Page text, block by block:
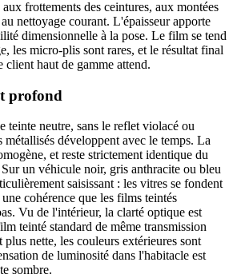
frottements des ceintures, aux montées
nettoyage courant. L'épaisseur apporte
dimensionnelle à la pose. Le film se tend
les micro-plis sont rares, et le résultat final
client haut de gamme attend.
profond
teinte neutre, sans le reflet violacé ou
développent avec le temps. La
et reste strictement identique du
un véhicule noir, gris anthracite ou bleu
saisissant : les vitres se fondent
cohérence que les films teintés
Vu de l'intérieur, la clarté optique est
teinté standard de même transmission
nette, les couleurs extérieures sont
de luminosité dans l'habitacle est
sombre.